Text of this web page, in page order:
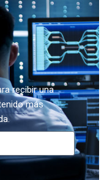
recibir una
más